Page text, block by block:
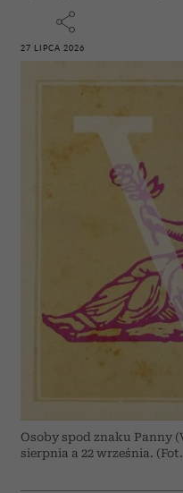
27 LIPCA 2026
Osoby spod znaku Panny
sierpnia a 22 września.